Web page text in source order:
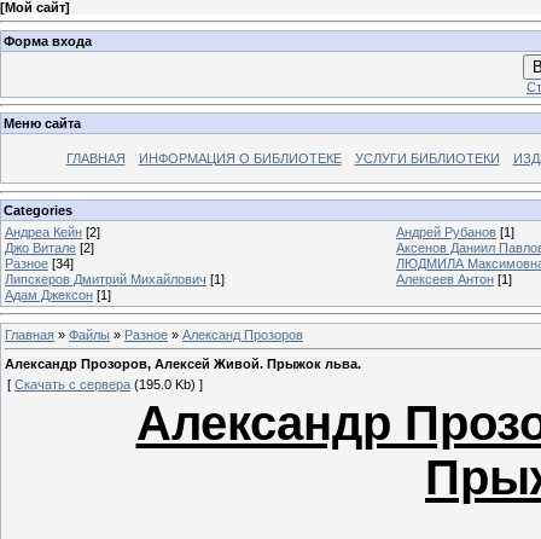
[Мой сайт]
Форма входа
Меню сайта
ГЛАВНАЯ ИНФОРМАЦИЯ О БИБЛИОТЕКЕ УСЛУГИ БИБЛИОТЕКИ
Categories
Андреа Кейн [2] Андрей Рубанов [1]
Джо Витале [2]
Аксенов Даниил
Разное [34]
ЛЮДМИЛА
Липскеров Дмитрий Михайлович [1] Алексеев Антон [1]
Адам Джексон [1]
Главная » Файлы » Разное » Александ Прозоров
Александр Прозоров, Алексей Живой. Прыжок льва.
[ Скачать с сервера (195.0 Kb) ]
Александр